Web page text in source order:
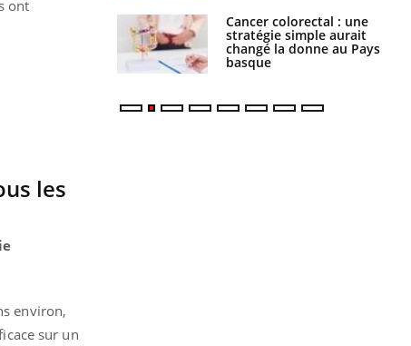
ont
les
environ,
sur un
Cancer colorectal : une
stratégie simple aurait
changé la donne au Pays
basque